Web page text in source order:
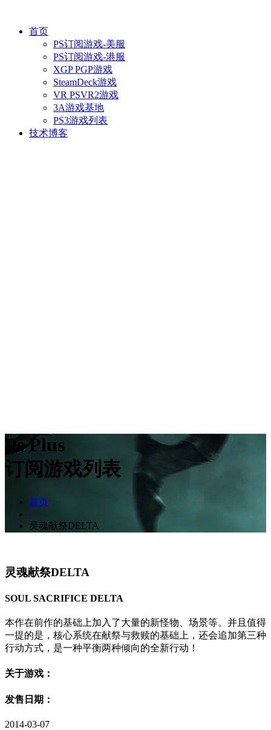
首页
PS订阅游戏-美服
PS订阅游戏-港服
XGP PGP游戏
SteamDeck游戏
VR PSVR2游戏
3A游戏基地
PS3游戏列表
技术博客
Ps Plus
订阅游戏列表
首页
灵魂献祭DELTA
灵魂献祭DELTA
SOUL SACRIFICE DELTA
本作在前作的基础上加入了大量的新怪物、场景等。并且值得
一提的是，核心系统在献祭与救赎的基础上，还会追加第三种
行动方式，是一种平衡两种倾向的全新行动！
关于游戏：
发售日期：
2014-03-07